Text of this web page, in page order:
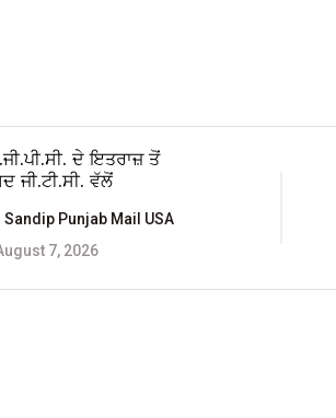
ਦੇ ਇਤਰਾਜ਼ ਤੋਂ
ਜੀ.ਟੀ.ਸੀ. ਵੱਲੋਂ
Sandip Punjab Mail USA
7, 2026